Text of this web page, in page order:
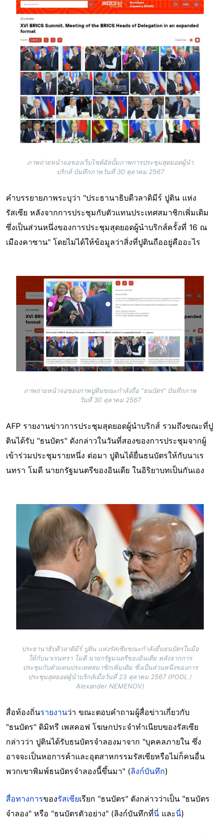
Image
ภาพถ่ายหน้าจอของเว็บไซต์อัลบั้มภาพการประชุมสุดยอดผู้นำ
บริกส์ บันทึกภาพวันที่ 30 ตุลาคม 2567
คำบรรยายภาพระบุว่า "ประธานาธิบดีวลาดิมีร์ ปูติน แห่ง
รัสเซีย หลังจากการประชุมกับตัวแทนประเทศสมาชิกเพิ่มเติม
ซึ่งเป็นส่วนหนึ่งของการประชุมสุดยอดผู้นำบริกส์ครั้งที่ 16 ณ
เมืองคาซาน" โดยไม่ได้ให้ข้อมูลว่าสิ่งที่ปูตินถืออยู่คืออะไร
ภาพถ่ายหน้าจอของภาพปูตินขณะกำลังถือ "ธนบัตร" บันทึกภาพ
วันที่ 30 ตุลาคม 2567
AFP รายงานข่าวการประชุมสุดยอดผู้นำบริกส์ รวมถึงขณะที่ปู
ตินได้รับ "ธนบัตร" ดังกล่าวในวันที่สองของการประชุมจากผู้
เข้าร่วมประชุมรายหนึ่ง ต่อมา ปูตินได้ยื่นธนบัตรให้กับนาเร
นทรา โมดี นายกรัฐมนตรีของอินเดีย ในอิริยาบทเป็นกันเอง
ประธานาธิบดีวลาดิมีร์ ปูติน แห่งรัสเซียขณะกำลังยื่นธนบัตรในมือ
ให้กับนาเรนทรา โมดี นายกรัฐมนตรีของอินเดีย หลังจากการ
ประชุมกับตัวแทนประเทศสมาชิกเพิ่มเติม ซึ่งเป็นส่วนหนึ่งของการ
ประชุมสุดยอดผู้นำบริกส์เมื่อวันที่ 23 ตุลาคม 2567 (POOL /
Alexander NEMENOV)
สื่อท้องถิ่นรายงานว่า ขณะตอบคำถามผู้สื่อข่าวเกี่ยวกับ
"ธนบัตร" ดิมิทรี เพสคอฟ โฆษกประจำทำเนียบของรัสเซีย
กล่าวว่า ปูตินได้รับธนบัตรจำลองมาจาก "บุคคลภายใน ซึ่ง
อาจจะเป็นหอการค้าและอุตสาหกรรมรัสเซียหรือไม่ก็คนอื่น
พวกเขาพิมพ์ธนบัตรจำลองนี้ขึ้นมา" (ลิงก์บันทึก)
สื่อทางการของรัสเซียเรียก "ธนบัตร" ดังกล่าวว่าเป็น "ธนบัตร
จำลอง" หรือ "ธนบัตรตัวอย่าง" (ลิงก์บันทึกที่นี่ และนี่)